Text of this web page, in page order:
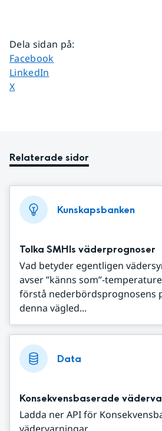
Dela sidan på:
Dela sidan på
Facebook
Dela sidan på
LinkedIn
Dela sidan på
X
Relaterade sidor
Kunskapsbanken
Tolka SMHIs väderprognoser
Vad betyder egentligen
avser ”känns som”-
förstå nederbördsprognosens
denna vägled...
Data
Konsekvensbaserade
Ladda ner API för